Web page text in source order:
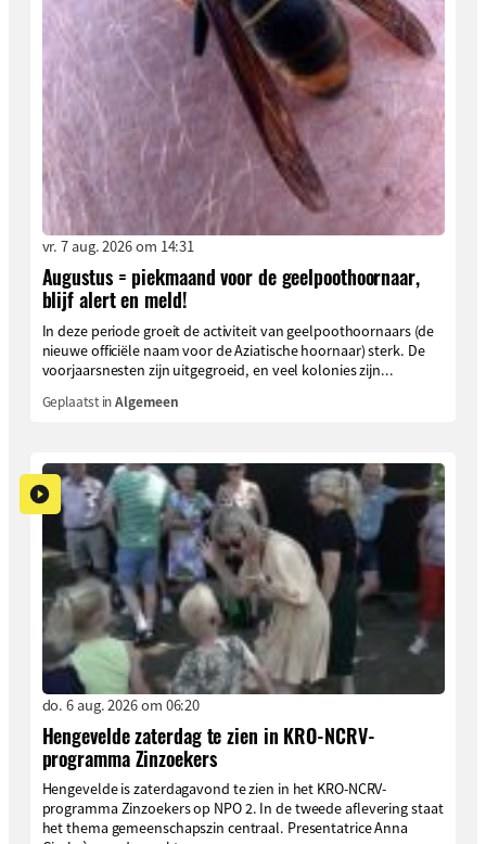
vr. 7 aug. 2026 om 14:31
Augustus = piekmaand voor de geelpoothoornaar,
blijf alert en meld!
In deze periode groeit de activiteit van geelpoothoornaars (de
nieuwe officiële naam voor de Aziatische hoornaar) sterk. De
voorjaarsnesten zijn uitgegroeid, en veel kolonies zijn...
Geplaatst inAlgemeen
do. 6 aug. 2026 om 06:20
Hengevelde zaterdag te zien in KRO-NCRV-
programma Zinzoekers
Hengevelde is zaterdagavond te zien in het KRO-NCRV-
programma Zinzoekers op NPO 2. In de tweede aflevering staat
het thema gemeenschapszin centraal. Presentatrice Anna